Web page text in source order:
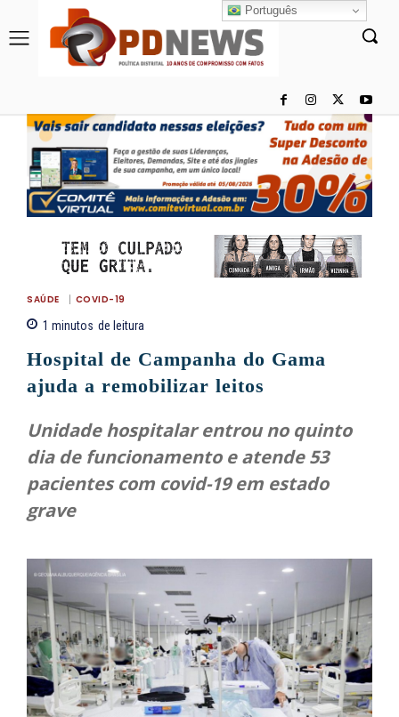
SAÚDE COVID-19
1 minutos de leitura
Hospital de Campanha do Gama
ajuda a remobilizar leitos
Unidade hospitalar entrou no quinto
dia de funcionamento e atende 53
pacientes com covid-19 em estado
grave
Português